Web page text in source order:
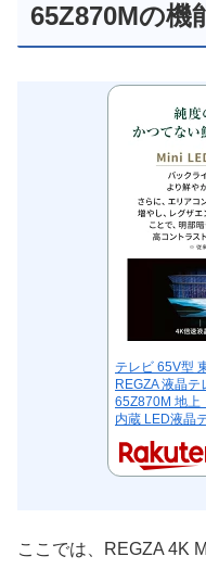
65Z870Mの機
テレビ 65V型
REGZA 液晶
65Z870M 地上
内蔵 LED液晶
ここでは、REGZA 4K